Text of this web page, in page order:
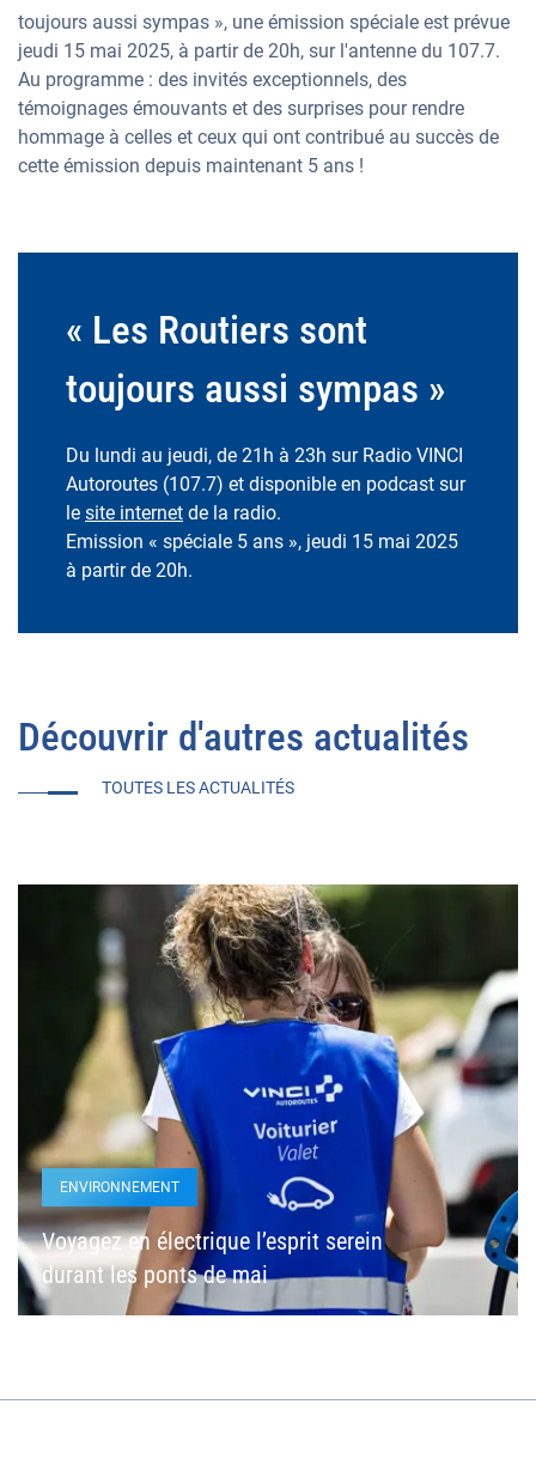
toujours aussi sympas », une émission spéciale est prévue
jeudi 15 mai 2025, à partir de 20h, sur l'antenne du 107.7.
Au programme : des invités exceptionnels, des
témoignages émouvants et des surprises pour rendre
hommage à celles et ceux qui ont contribué au succès de
cette émission depuis maintenant 5 ans !
« Les Routiers sont
toujours aussi sympas »
Du lundi au jeudi, de 21h à 23h sur Radio VINCI
Autoroutes (107.7) et disponible en podcast sur
le site internet de la radio.
Emission « spéciale 5 ans », jeudi 15 mai 2025
à partir de 20h.
Découvrir d'autres actualités
TOUTES LES ACTUALITÉS
ENVIRONNEMENT
Voyagez en électrique l’esprit serein
durant les ponts de mai